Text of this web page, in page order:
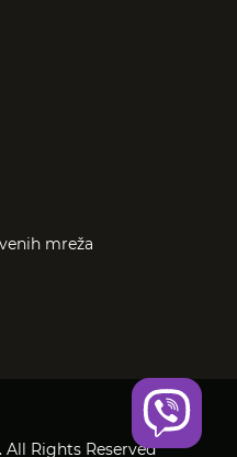
mreža
All Rights Reserved